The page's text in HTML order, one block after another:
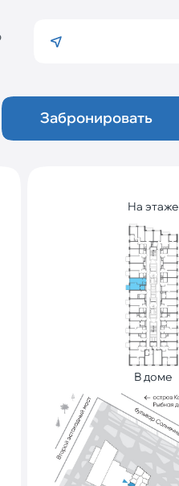
Забронировать
На этаже
В доме